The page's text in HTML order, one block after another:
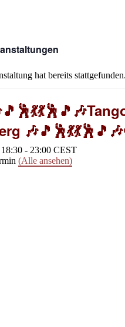
hat bereits stattgefunden.
- 23:00 CEST
(Alle ansehen)